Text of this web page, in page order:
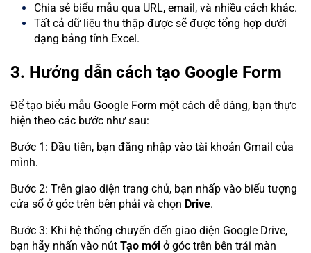
Chia sẻ biểu mẫu qua URL, email, và nhiều cách khác.
Tất cả dữ liệu thu thập được sẽ được tổng hợp dưới
dạng bảng tính Excel.
3. Hướng dẫn cách tạo Google Form
Để tạo biểu mẫu Google Form một cách dễ dàng, bạn thực
hiện theo các bước như sau:
Bước 1: Đầu tiên, bạn đăng nhập vào tài khoản Gmail của
mình.
Bước 2: Trên giao diện trang chủ, bạn nhấp vào biểu tượng
cửa sổ ở góc trên bên phải và chọn Drive.
Bước 3: Khi hệ thống chuyển đến giao diện Google Drive,
bạn hãy nhấn vào nút Tạo mới ở góc trên bên trái màn